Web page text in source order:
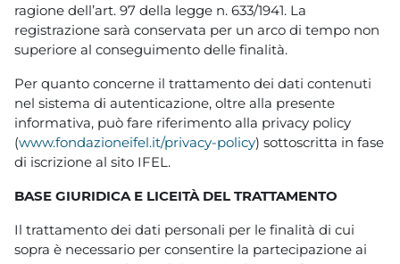
ragione dell’art. 97 della legge n. 633/1941. La
registrazione sarà conservata per un arco di tempo non
superiore al conseguimento delle finalità.
Per quanto concerne il trattamento dei dati contenuti
nel sistema di autenticazione, oltre alla presente
informativa, può fare riferimento alla privacy policy
(www.fondazioneifel.it/privacy-policy) sottoscritta in fase
di iscrizione al sito IFEL.
BASE GIURIDICA E LICEITÀ DEL TRATTAMENTO
Il trattamento dei dati personali per le finalità di cui
sopra è necessario per consentire la partecipazione ai